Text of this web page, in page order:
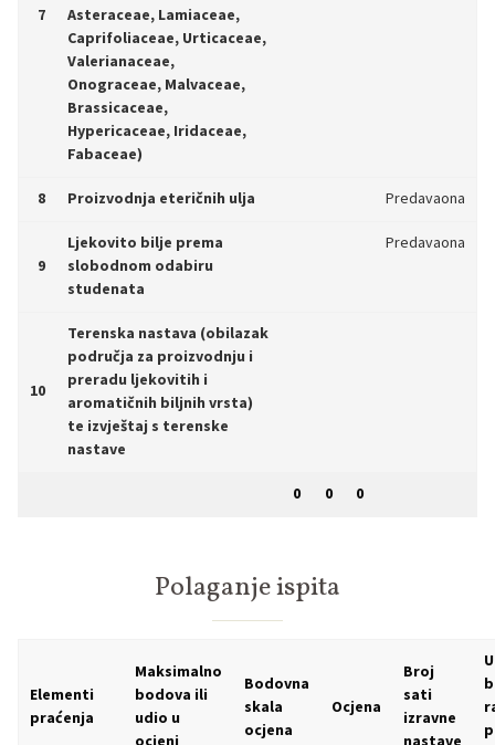
7
Asteraceae, Lamiaceae,
Caprifoliaceae, Urticaceae,
Valerianaceae,
Onograceae, Malvaceae,
Brassicaceae,
Hypericaceae, Iridaceae,
Fabaceae)
8 Proizvodnja eteričnih ulja Predavaona
9
Ljekovito bilje prema
slobodnom odabiru
studenata
Predavaona
10
Terenska nastava (obilazak
područja za proizvodnju i
preradu ljekovitih i
aromatičnih biljnih vrsta)
te izvještaj s terenske
nastave
0 0 0
Polaganje ispita
Elementi
praćenja
Maksimalno
bodova ili
udio u
ocjeni
Bodovna
skala
ocjena
Ocjena
Broj
sati
izravne
nastave